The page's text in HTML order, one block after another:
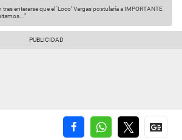
enterarse que el 'Loco’ Vargas postularía a IMPORTANTE